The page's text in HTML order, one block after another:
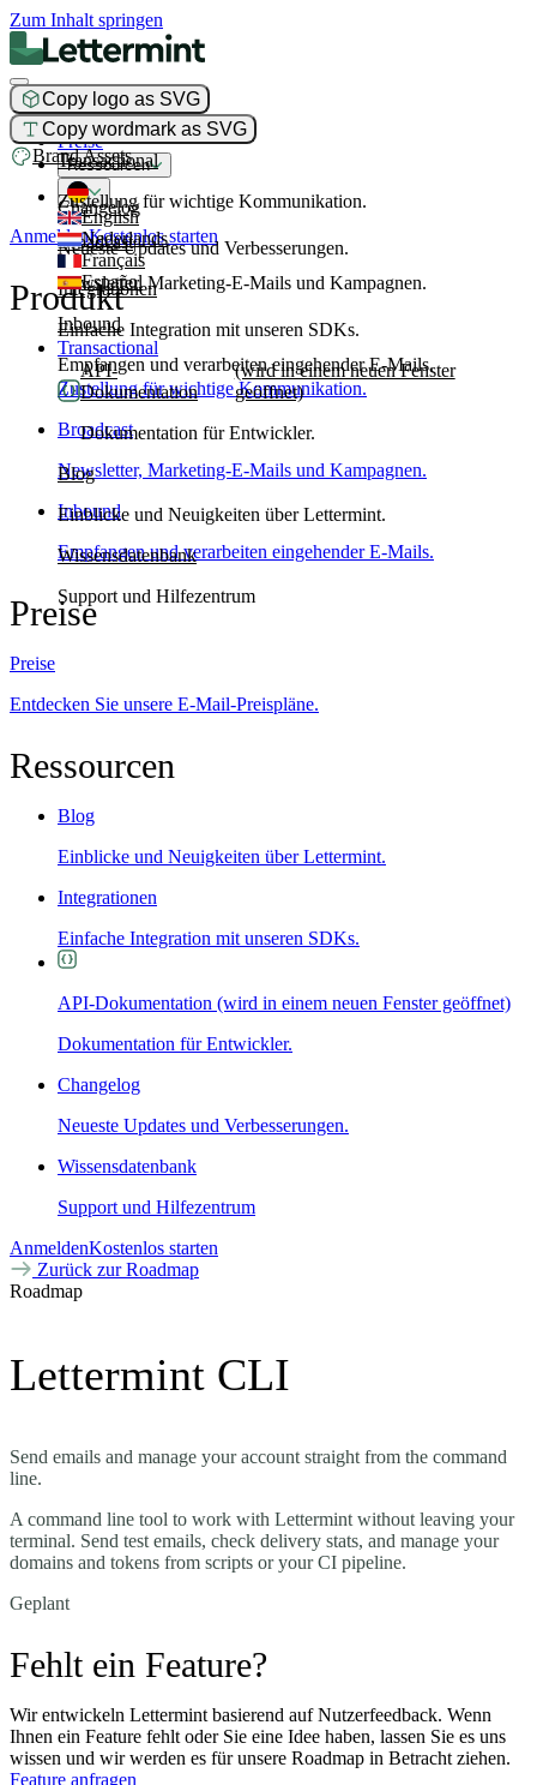
Zum Inhalt springen
Copy logo as SVG
Copy wordmark as SVG
Brand Assets
Produkt
Transactional
Zustellung für wichtige Kommunikation.
Broadcast
Newsletter, Marketing-E-Mails und Kampagnen.
Inbound
Empfangen und verarbeiten eingehender E-Mails.
Preise
Ressourcen
Changelog
Neueste Updates und Verbesserungen.
Integrationen
Einfache Integration mit unseren SDKs.
API-
Dokumentation
(wird in einem neuen Fenster
geöffnet)
Dokumentation für Entwickler.
Blog
Einblicke und Neuigkeiten über Lettermint.
Wissensdatenbank
Support und Hilfezentrum
English
Nederlands
Français
Español
AnmeldenKostenlos starten
Produkt
Transactional
Zustellung für wichtige Kommunikation.
Broadcast
Newsletter, Marketing-E-Mails und Kampagnen.
Inbound
Empfangen und verarbeiten eingehender E-Mails.
Preise
Preise
Entdecken Sie unsere E-Mail-Preispläne.
Ressourcen
Blog
Einblicke und Neuigkeiten über Lettermint.
Integrationen
Einfache Integration mit unseren SDKs.
API-Dokumentation (wird in einem neuen Fenster geöffnet)
Dokumentation für Entwickler.
Changelog
Neueste Updates und Verbesserungen.
Wissensdatenbank
Support und Hilfezentrum
AnmeldenKostenlos starten
Zurück zur Roadmap
Roadmap
Lettermint CLI
Send emails and manage your account straight from the command
line.
A command line tool to work with Lettermint without leaving your
terminal. Send test emails, check delivery stats, and manage your
domains and tokens from scripts or your CI pipeline.
Geplant
Fehlt ein Feature?
Wir entwickeln Lettermint basierend auf Nutzerfeedback. Wenn
Ihnen ein Feature fehlt oder Sie eine Idee haben, lassen Sie es uns
wissen und wir werden es für unsere Roadmap in Betracht ziehen.
Feature anfragen